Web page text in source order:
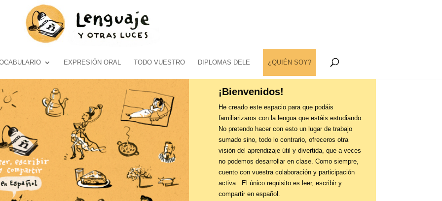
EXPRESIÓN ORAL TODO VUESTRO DIPLOMAS DELE ¿QUIÉN SOY?
¡Bienvenidos!
He creado este espacio para que podáis
familiarizaros con la lengua que estáis estudiando.
No pretendo hacer con esto un lugar de trabajo
sumado sino, todo lo contrario, ofreceros otra
visión del aprendizaje útil y divertida, que a veces
no podemos desarrollar en clase. Como siempre,
cuento con vuestra colaboración y participación
activa. El único requisito es leer, escribir y
compartir en español.